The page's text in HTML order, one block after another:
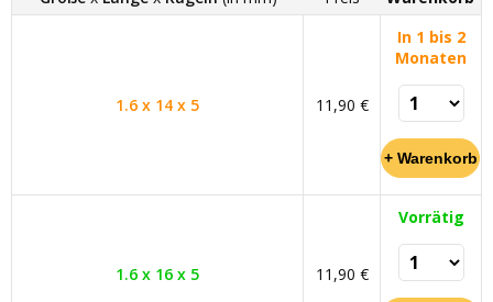
1.6 x 14 x 5 11,90 €
In 1 bis 2
Monaten
1.6 x 16 x 5 11,90 €
Vorrätig